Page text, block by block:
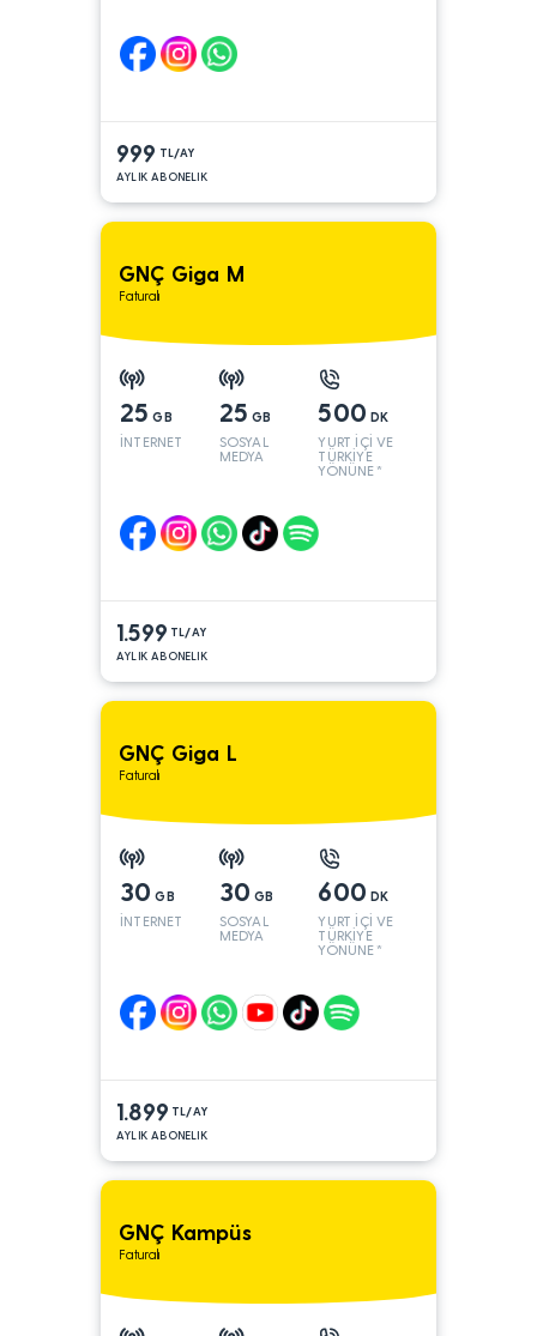
999 TL/AY
AYLIK ABONELIK
GNÇ Giga M
Faturalı
25 GB
İNTERNET
25 GB
SOSYAL
MEDYA
500 DK
YURT İÇİ VE
TÜRKİYE
YÖNÜNE*
1.599 TL/AY
AYLIK ABONELIK
GNÇ Giga L
Faturalı
30 GB
İNTERNET
30 GB
SOSYAL
MEDYA
600 DK
YURT İÇİ VE
TÜRKİYE
YÖNÜNE*
1.899 TL/AY
AYLIK ABONELIK
GNÇ Kampüs
Faturalı